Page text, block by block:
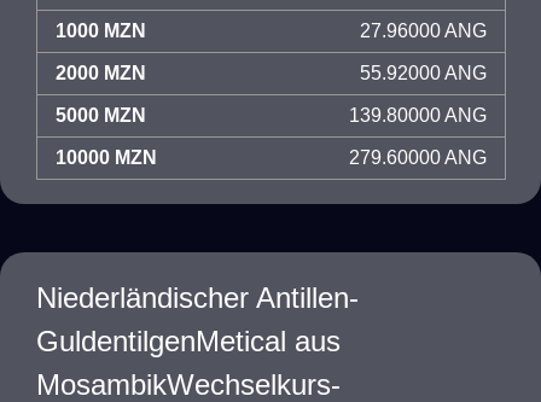
1000 MZN 27.96000 ANG
2000 MZN 55.92000 ANG
5000 MZN 139.80000 ANG
10000 MZN 279.60000 ANG
Niederländischer Antillen-
GuldentilgenMetical aus
MosambikWechselkurs-